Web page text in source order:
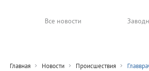
Все новости
Главная Новости Происшествия